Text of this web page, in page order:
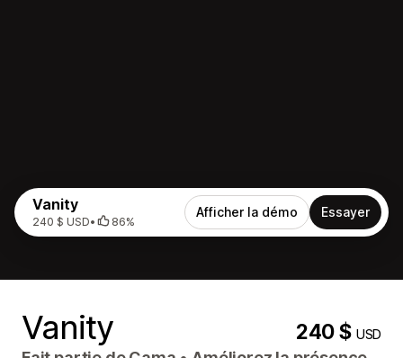
Vanity
240 $ USD• 86%
Afficher la démo Essayer
Vanity 240 $USD